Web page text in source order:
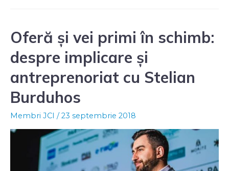
Oferă și vei primi în schimb:
despre implicare și
antreprenoriat cu Stelian
Burduhos
Membri JCI /23 septembrie 2018